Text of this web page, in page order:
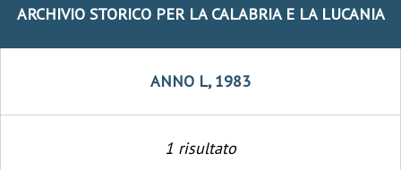
ARCHIVIO STORICO PER LA CALABRIA E LA LUCANIA
ANNO L, 1983
1 risultato